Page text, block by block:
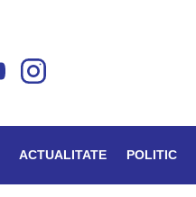
ACTUALITATE POLITIC